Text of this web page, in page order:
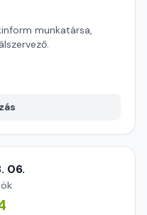
munkatársa,
06.